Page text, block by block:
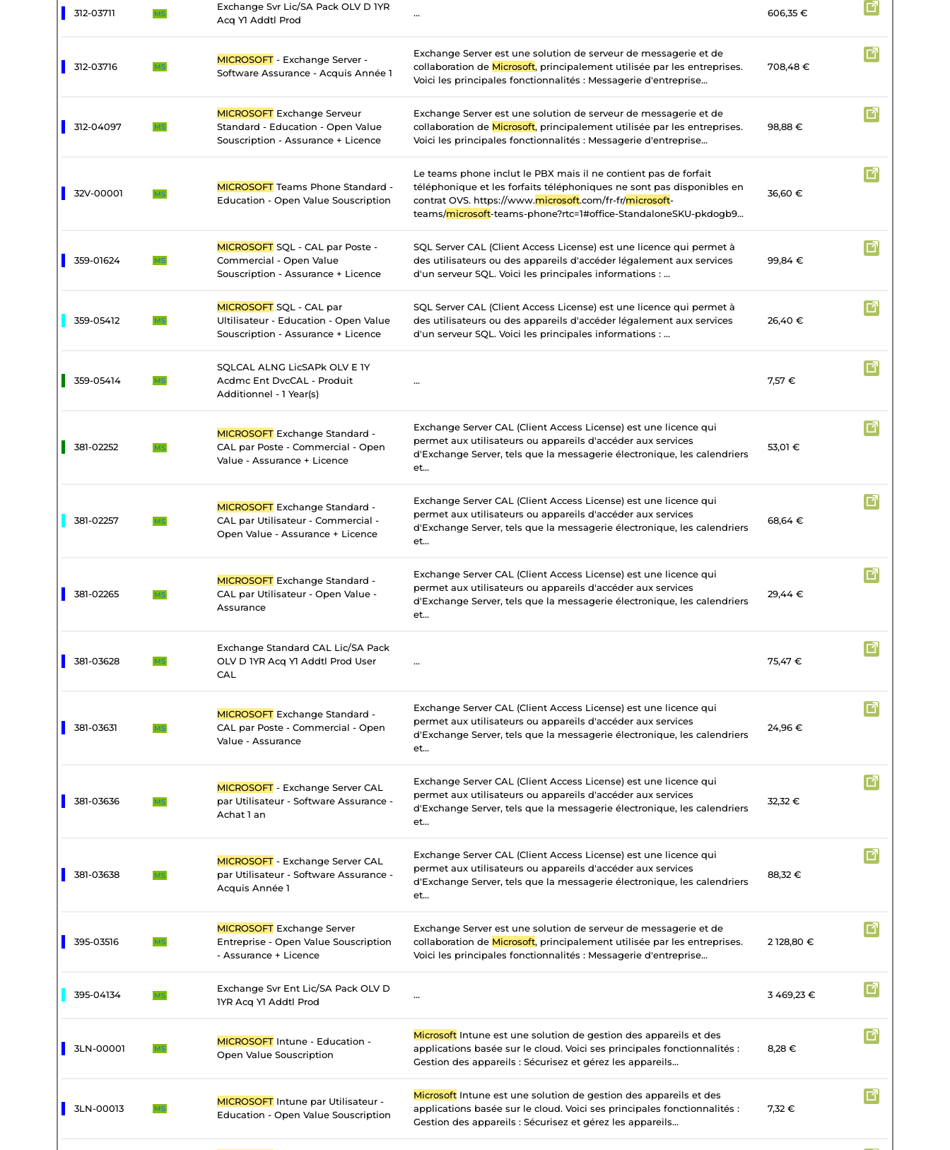
312-03711 MS
Exchange Svr Lic/SA Pack OLV D 1YR
Acq Y1 Addtl Prod
... 606,35 €
312-03716 MS
MICROSOFT - Exchange Server -
Software Assurance - Acquis Année 1
Exchange Server est une solution de serveur de messagerie et de
collaboration de Microsoft, principalement utilisée par les entreprises.
Voici les principales fonctionnalités : Messagerie d'entreprise...
708,48 €
312-04097 MS
MICROSOFT Exchange Serveur
Standard - Education - Open Value
Souscription - Assurance + Licence
Exchange Server est une solution de serveur de messagerie et de
collaboration de Microsoft, principalement utilisée par les entreprises.
Voici les principales fonctionnalités : Messagerie d'entreprise...
98,88 €
32V-00001 MS
MICROSOFT Teams Phone Standard -
Education - Open Value Souscription
Le teams phone inclut le PBX mais il ne contient pas de forfait
téléphonique et les forfaits téléphoniques ne sont pas disponibles en
contrat OVS. https://www.microsoft.com/fr-fr/microsoft-
teams/microsoft-teams-phone?rtc=1#office-StandaloneSKU-pkdogb9...
36,60 €
359-01624 MS
MICROSOFT SQL - CAL par Poste -
Commercial - Open Value
Souscription - Assurance + Licence
SQL Server CAL (Client Access License) est une licence qui permet à
des utilisateurs ou des appareils d'accéder légalement aux services
d'un serveur SQL. Voici les principales informations : ...
99,84 €
359-05412 MS
MICROSOFT SQL - CAL par
Ultilisateur - Education - Open Value
Souscription - Assurance + Licence
SQL Server CAL (Client Access License) est une licence qui permet à
des utilisateurs ou des appareils d'accéder légalement aux services
d'un serveur SQL. Voici les principales informations : ...
26,40 €
359-05414 MS
SQLCAL ALNG LicSAPk OLV E 1Y
Acdmc Ent DvcCAL - Produit
Additionnel - 1 Year(s)
... 7,57 €
381-02252 MS
MICROSOFT Exchange Standard -
CAL par Poste - Commercial - Open
Value - Assurance + Licence
Exchange Server CAL (Client Access License) est une licence qui
permet aux utilisateurs ou appareils d'accéder aux services
d'Exchange Server, tels que la messagerie électronique, les calendriers
et...
53,01 €
381-02257 MS
MICROSOFT Exchange Standard -
CAL par Utilisateur - Commercial -
Open Value - Assurance + Licence
Exchange Server CAL (Client Access License) est une licence qui
permet aux utilisateurs ou appareils d'accéder aux services
d'Exchange Server, tels que la messagerie électronique, les calendriers
et...
68,64 €
381-02265 MS
MICROSOFT Exchange Standard -
CAL par Utilisateur - Open Value -
Assurance
Exchange Server CAL (Client Access License) est une licence qui
permet aux utilisateurs ou appareils d'accéder aux services
d'Exchange Server, tels que la messagerie électronique, les calendriers
et...
29,44 €
381-03628 MS
Exchange Standard CAL Lic/SA Pack
OLV D 1YR Acq Y1 Addtl Prod User
CAL
... 75,47 €
381-03631 MS
MICROSOFT Exchange Standard -
CAL par Poste - Commercial - Open
Value - Assurance
Exchange Server CAL (Client Access License) est une licence qui
permet aux utilisateurs ou appareils d'accéder aux services
d'Exchange Server, tels que la messagerie électronique, les calendriers
et...
24,96 €
381-03636 MS
MICROSOFT - Exchange Server CAL
par Utilisateur - Software Assurance -
Achat 1 an
Exchange Server CAL (Client Access License) est une licence qui
permet aux utilisateurs ou appareils d'accéder aux services
d'Exchange Server, tels que la messagerie électronique, les calendriers
et...
32,32 €
381-03638 MS
MICROSOFT - Exchange Server CAL
par Utilisateur - Software Assurance -
Acquis Année 1
Exchange Server CAL (Client Access License) est une licence qui
permet aux utilisateurs ou appareils d'accéder aux services
d'Exchange Server, tels que la messagerie électronique, les calendriers
et...
88,32 €
395-03516 MS
MICROSOFT Exchange Server
Entreprise - Open Value Souscription
- Assurance + Licence
Exchange Server est une solution de serveur de messagerie et de
collaboration de Microsoft, principalement utilisée par les entreprises.
Voici les principales fonctionnalités : Messagerie d'entreprise...
2 128,80 €
395-04134 MS
Exchange Svr Ent Lic/SA Pack OLV D
1YR Acq Y1 Addtl Prod
... 3 469,23 €
3LN-00001 MS
MICROSOFT Intune - Education -
Open Value Souscription
Microsoft Intune est une solution de gestion des appareils et des
applications basée sur le cloud. Voici ses principales fonctionnalités :
Gestion des appareils : Sécurisez et gérez les appareils...
8,28 €
3LN-00013 MS
MICROSOFT Intune par Utilisateur -
Education - Open Value Souscription
Microsoft Intune est une solution de gestion des appareils et des
applications basée sur le cloud. Voici ses principales fonctionnalités :
Gestion des appareils : Sécurisez et gérez les appareils...
7,32 €